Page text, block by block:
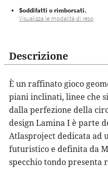
Soddifatti o rimborsati.
Visualizza le modalità di reso
Descrizione
È un raffinato gioco
piani inclinati, linee che
dalla perfezione della
design Lamina I è parte
Atlasproject dedicata ad
futuristico e definita da
specchio tondopresenta